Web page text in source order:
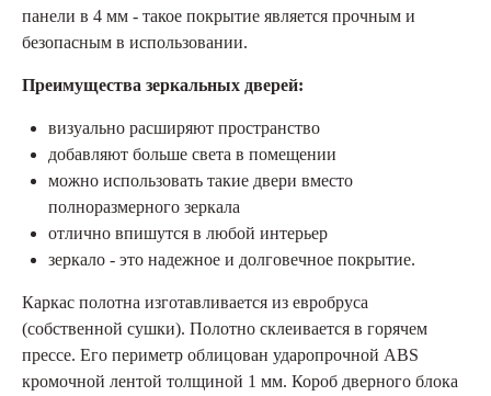
панели в 4 мм - такое покрытие является прочным и
безопасным в использовании.
Преимущества зеркальных дверей:
визуально расширяют пространство
добавляют больше света в помещении
можно использовать такие двери вместо
полноразмерного зеркала
отлично впишутся в любой интерьер
зеркало - это надежное и долговечное покрытие.
Каркас полотна изготавливается из евробруса
(собственной сушки). Полотно склеивается в горячем
прессе. Его периметр облицован ударопрочной ABS
кромочной лентой толщиной 1 мм. Короб дверного блока